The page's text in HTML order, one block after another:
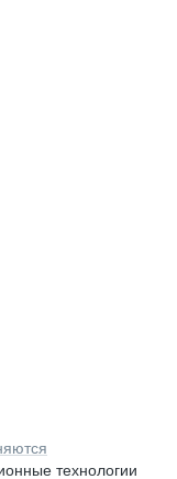
технологии